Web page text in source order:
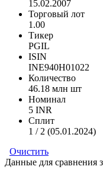
15.02.2007
Торговый лот
1.00
Тикер
PGIL
ISIN
INE940H01022
Количество
46.18 млн шт
Номинал
5 INR
Сплит
1 / 2 (05.01.2024)
Очистить
Данные для сравнения